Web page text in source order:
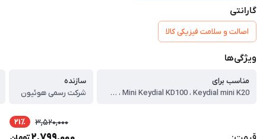
گارانتی
اصالت و سلامت فیزیکی کالا
ویژگی‌ها
مناسب برای
Pen Tablet: ، Inspiroy G10T ، Huion HS611 ، Inspiroy H1161 ، Inspiroy Ink H320M ، Inspiroy Dial Q620M ، Inspiroy Keydial KD200 ، Inspiroy RTS-300 ، Inspiroy RTM-500 ، Inspiroy RTP-700 ، Inspiroy H420X ، Inspiroy H580X ، Inspiroy H610X ، Inspiroy 2 S ، Inspiroy 2 M ، Inspiroy 2 L ، Inspiroy Dial 2 ، Inspiroy Giano ، Pen Display: ، Kamvas Pro 19 ، Kamvas Pro 24 (4K) ، Kamvas Pro 27 ، One-handed Keyboard: ، Mini Keydial KD100 ، Keydial mini K20
سازنده
شرکت رسمی هوئیون
3,520,000 21٪